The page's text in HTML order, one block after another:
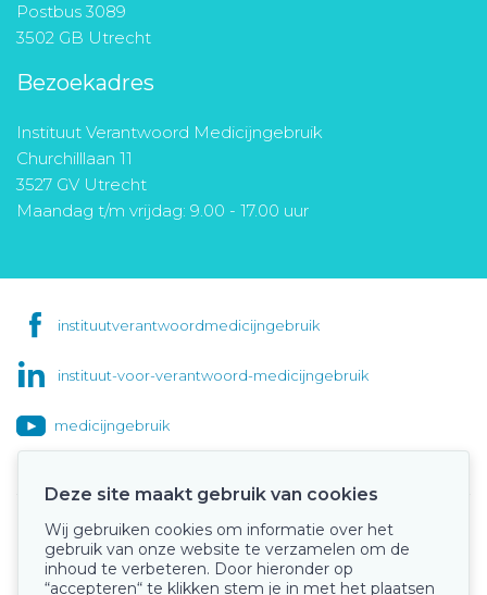
Postbus 3089
3502 GB Utrecht
Bezoekadres
Instituut Verantwoord Medicijngebruik
Churchilllaan 11
3527 GV Utrecht
Maandag t/m vrijdag: 9.00 - 17.00 uur
instituutverantwoordmedicijngebruik
instituut-voor-verantwoord-medicijngebruik
medicijngebruik
Onze keurmerken
Deze site maakt gebruik van cookies
Wij gebruiken cookies om informatie over het
gebruik van onze website te verzamelen om de
inhoud te verbeteren. Door hieronder op
“accepteren“ te klikken stem je in met het plaatsen